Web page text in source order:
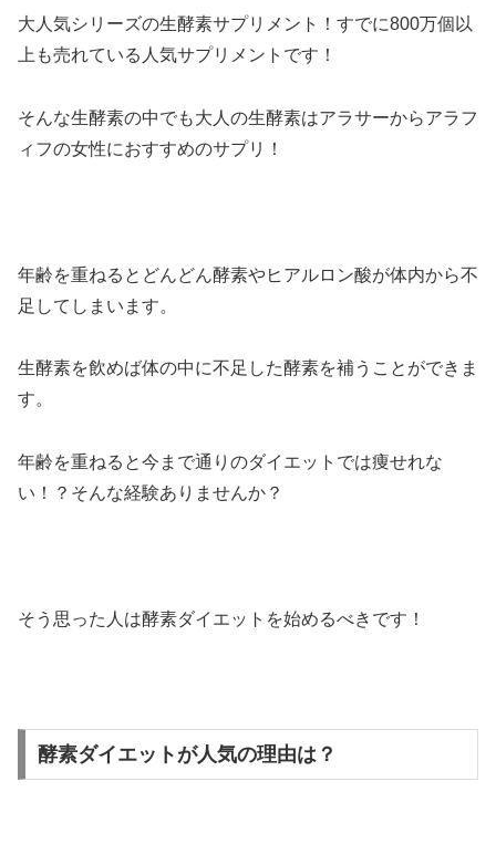
大人気シリーズの生酵素サプリメント！すでに800万個以
上も売れている人気サプリメントです！
そんな生酵素の中でも大人の生酵素はアラサーからアラフ
ィフの女性におすすめのサプリ！
年齢を重ねるとどんどん酵素やヒアルロン酸が体内から不
足してしまいます。
生酵素を飲めば体の中に不足した酵素を補うことができま
す。
年齢を重ねると今まで通りのダイエットでは痩せれな
い！？そんな経験ありませんか？
そう思った人は酵素ダイエットを始めるべきです！
酵素ダイエットが人気の理由は？